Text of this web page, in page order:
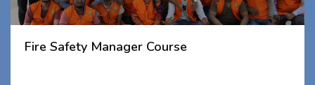
Fire Safety Manager Course